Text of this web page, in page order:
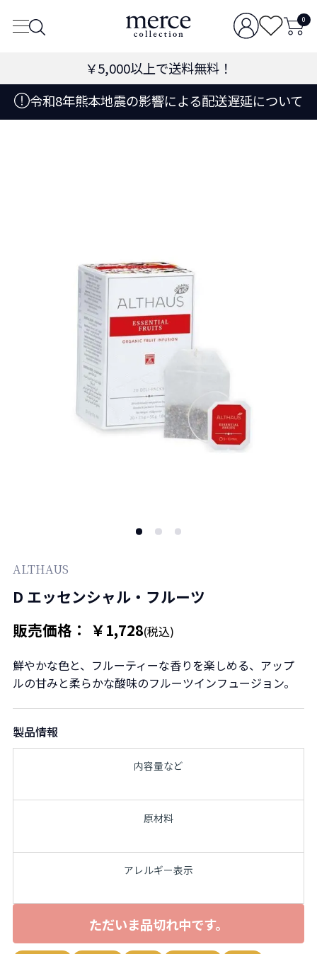
0
￥5,000以上で送料無料！
令和8年熊本地震の影響による配送遅延について
ALTHAUS
D エッセンシャル・フルーツ
販売価格： ￥1,728(税込)
鮮やかな色と、フルーティーな香りを楽しめる、アップ
ルの甘みと柔らかな酸味のフルーツインフュージョン。
製品情報
内容量など
原材料
アレルギー表示
ただいま品切れ中です。